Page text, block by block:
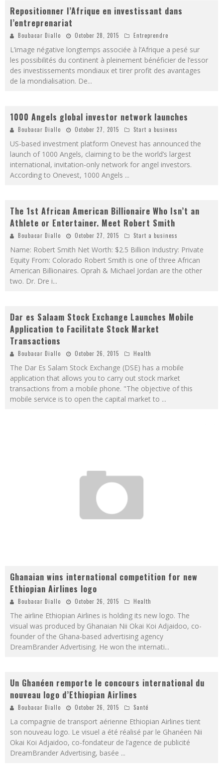
Repositionner l’Afrique en investissant dans
l’entreprenariat
Boubacar Diallo October 28, 2015 Entreprendre
L’image négative longtemps associée à l’Afrique a pesé sur
les possibilités du continent à pleinement bénéficier de l’essor
des investissements mondiaux et tirer profit des avantages
de la mondialisation. De...
1000 Angels global investor network launches
Boubacar Diallo October 27, 2015 Start a business
US-based investment platform Onevest has announced the
launch of 1000 Angels, claiming to be the world’s largest
international, invitation-only network for angel investors.
According to Onevest, 1000 Angels ...
The 1st African American Billionaire Who Isn’t an
Athlete or Entertainer. Meet Robert Smith
Boubacar Diallo October 27, 2015 Start a business
Name: Robert Smith Net Worth: $2.5 Billion Industry: Private
Equity From: Colorado Robert Smith is one of three African
American Billionaires. Oprah & Michael Jordan are the other
two. Dr. Dre i...
Dar es Salaam Stock Exchange Launches Mobile
Application to Facilitate Stock Market
Transactions
Boubacar Diallo October 26, 2015 Health
The Dar Es Salam Stock Exchange (DSE) has a mobile
application that allows you to carry out stock market
transactions from a mobile phone. "The objective of this
mobile service is to open the capital market to ...
Ghanaian wins international competition for new
Ethiopian Airlines logo
Boubacar Diallo October 26, 2015 Health
The airline Ethiopian Airlines is holding its new logo. The
visual was produced by Ghanaian Nii Okai Koi Adjaidoo, co-
founder of the Ghana-based advertising agency
DreamBrander Advertising. He won the internati...
Un Ghanéen remporte le concours international du
nouveau logo d’Ethiopian Airlines
Boubacar Diallo October 26, 2015 Santé
La compagnie de transport aérienne Ethiopian Airlines tient
son nouveau logo. Le visuel a été réalisé par le Ghanéen Nii
Okai Koi Adjaidoo, co-fondateur de l’agence de publicité
DreamBrander Advertising, basée ...